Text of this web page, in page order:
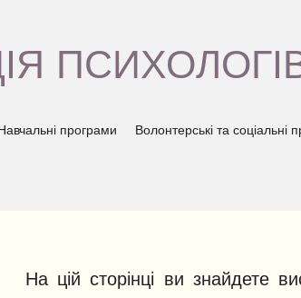
програми Волонтерські та соціальні
На цій сторінці ви знайдете